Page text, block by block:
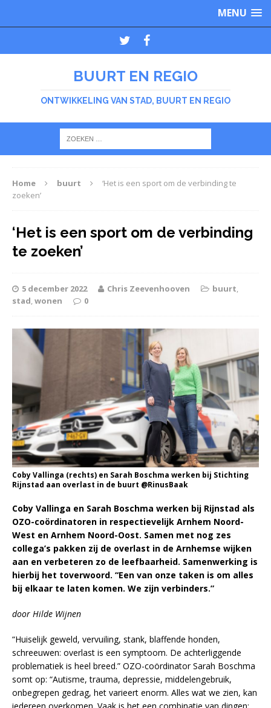
MENU
BUURT EN REGIO
ONTWIKKELING VAN STAD, BUURT EN REGIO
Home buurt
‘Het is een sport om de verbinding te
zoeken’
‘Het is een sport om de verbinding
te zoeken’
5 december 2022 Chris Zeevenhooven buurt,
stad,wonen 0
Coby Vallinga (rechts) en Sarah Boschma werken bij Stichting
Rijnstad aan overlast in de buurt @RinusBaak
Coby Vallinga en Sarah Boschma werken bij Rijnstad als
OZO-coördinatoren in respectievelijk Arnhem Noord-
West en Arnhem Noord-Oost. Samen met nog zes
collega’s pakken zij de overlast in de Arnhemse wijken
aan en verbeteren zo de leefbaarheid. Samenwerking is
hierbij het toverwoord. “Een van onze taken is om alles
bij elkaar te laten komen. We zijn verbinders.”
door Hilde Wijnen
“Huiselijk geweld, vervuiling, stank, blaffende honden,
schreeuwen: overlast is een symptoom. De achterliggende
problematiek is heel breed.” OZO-coördinator Sarah Boschma
somt op: “Autisme, trauma, depressie, middelengebruik,
onbegrepen gedrag, het varieert enorm. Alles wat we zien, kan